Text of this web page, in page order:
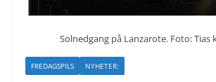
Solnedgang på Lanzarote. Foto: Tias
FREDAGSPILS NYHETER: